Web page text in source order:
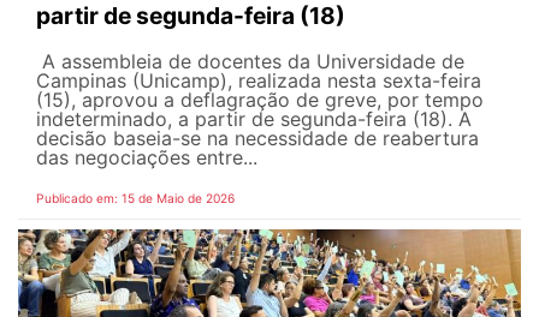
partir de segunda-feira (18)
A assembleia de docentes da Universidade de
Campinas (Unicamp), realizada nesta sexta-feira
(15), aprovou a deflagração de greve, por tempo
indeterminado, a partir de segunda-feira (18). A
decisão baseia-se na necessidade de reabertura
das negociações entre...
Publicado em: 15 de Maio de 2026